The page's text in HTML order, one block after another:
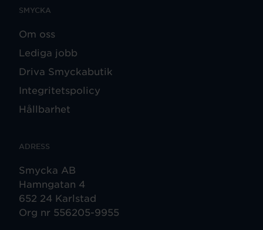
SMYCKA
Om oss
Lediga jobb
Driva Smyckabutik
Integritetspolicy
Hållbarhet
ADRESS
Smycka AB
Hamngatan 4
652 24 Karlstad
Org nr 556205-9955